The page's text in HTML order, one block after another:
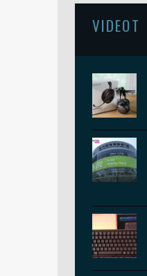
VIDEOT